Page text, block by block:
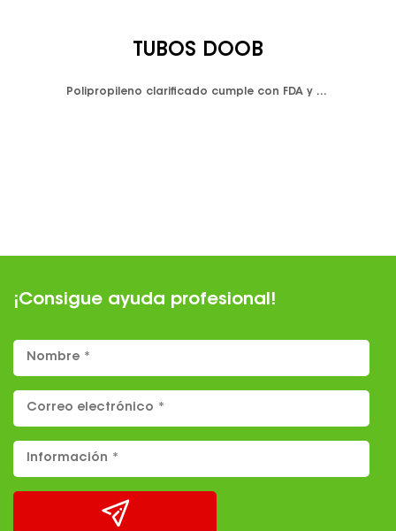
TUBOS DOOB
Polipropileno clarificado cumple con FDA y LFGB. Disponible en colores transparentes o resistentes a los rayos UV Aprieta la ventana emergente de la parte superior. Gorra a prueba de niños. Hermético, a prueba de fugas. Diseño resistente a la humedad. Embalado en bolsas de plástico. Impresión de logotipo personalizado disponible.
¡Consigue ayuda profesional!